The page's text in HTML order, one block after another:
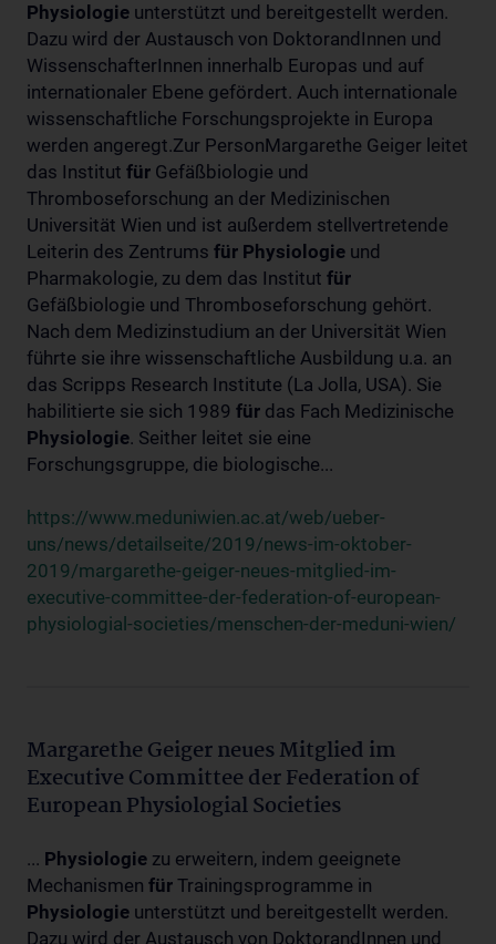
Physiologie unterstützt und bereitgestellt werden.
Dazu wird der Austausch von DoktorandInnen und
WissenschafterInnen innerhalb Europas und auf
internationaler Ebene gefördert. Auch internationale
wissenschaftliche Forschungsprojekte in Europa
werden angeregt.Zur PersonMargarethe Geiger leitet
das Institut für Gefäßbiologie und
Thromboseforschung an der Medizinischen
Universität Wien und ist außerdem stellvertretende
Leiterin des Zentrums für Physiologie und
Pharmakologie, zu dem das Institut für
Gefäßbiologie und Thromboseforschung gehört.
Nach dem Medizinstudium an der Universität Wien
führte sie ihre wissenschaftliche Ausbildung u.a. an
das Scripps Research Institute (La Jolla, USA). Sie
habilitierte sie sich 1989 für das Fach Medizinische
Physiologie. Seither leitet sie eine
Forschungsgruppe, die biologische...
https://www.meduniwien.ac.at/web/ueber-
uns/news/detailseite/2019/news-im-oktober-
2019/margarethe-geiger-neues-mitglied-im-
executive-committee-der-federation-of-european-
physiologial-societies/menschen-der-meduni-wien/
Margarethe Geiger neues Mitglied im
Executive Committee der Federation of
European Physiologial Societies
... Physiologie zu erweitern, indem geeignete
Mechanismen für Trainingsprogramme in
Physiologie unterstützt und bereitgestellt werden.
Dazu wird der Austausch von DoktorandInnen und